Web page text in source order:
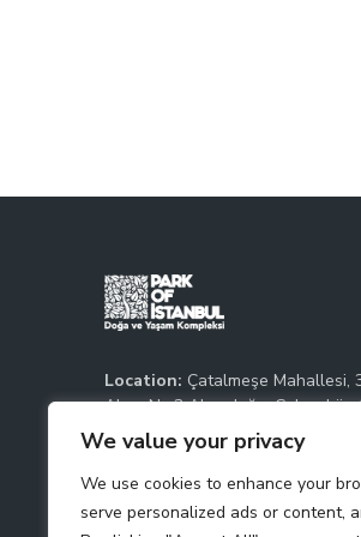
We value your privacy
We use cookies to enhance your
serve personalized ads or content,
Location: Çatalmeşe Mahallesi,
Alanı No:3 Alemdağ –
Phone:+90 216 363 44 44 /